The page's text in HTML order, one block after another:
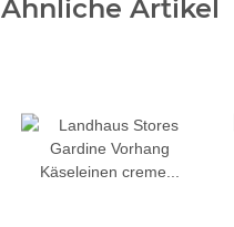
Ähnliche Artikel